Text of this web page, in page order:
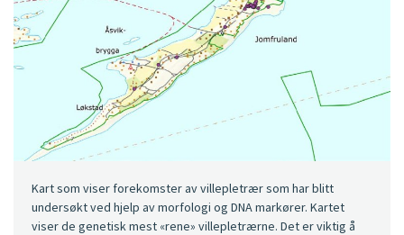
Kart som viser forekomster av villepletrær som har blitt
undersøkt ved hjelp av morfologi og DNA markører. Kartet
viser de genetisk mest «rene» villepletrærne. Det er viktig å